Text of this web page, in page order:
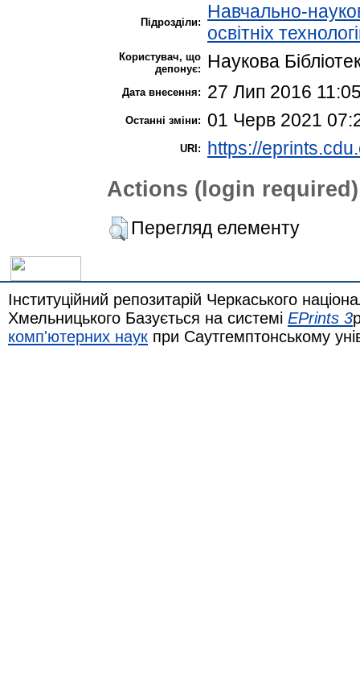
Підрозділи:
Навчально-
освітніх
Користувач, що
депонує:
Наукова
Дата внесення: 27 Лип 2016
Останні зміни: 01 Черв 2021
URI: https://
Actions (login required)
Перегляд елементу
Інституційний репозитарій Черкаського
Хмельницького Базується на системі EPrints 3
комп'ютерних наук при Саутгемптонському